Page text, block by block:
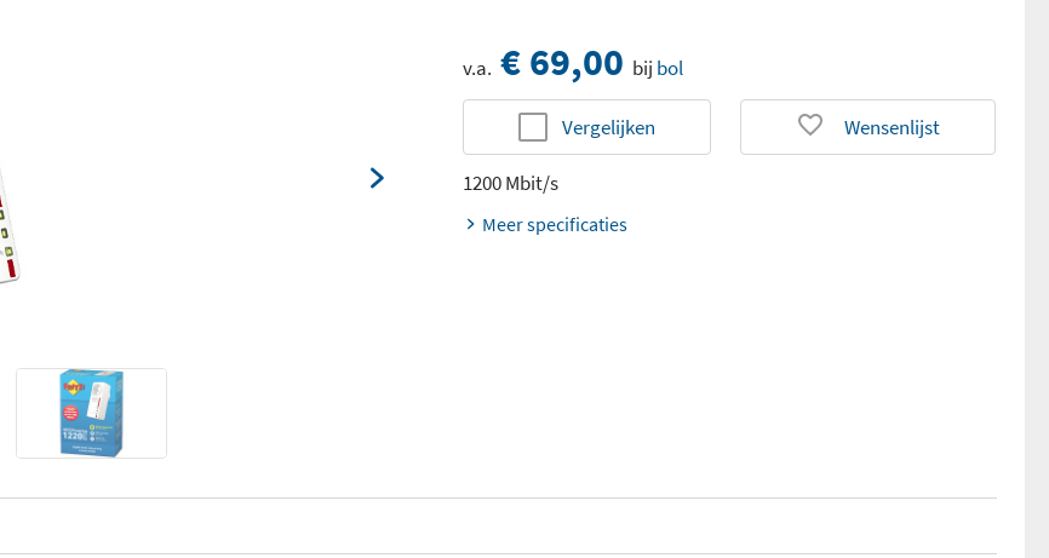
v.a. € 69,00 bij bol
Vergelijken Wensenlijst
1200 Mbit/s
Meer specificaties